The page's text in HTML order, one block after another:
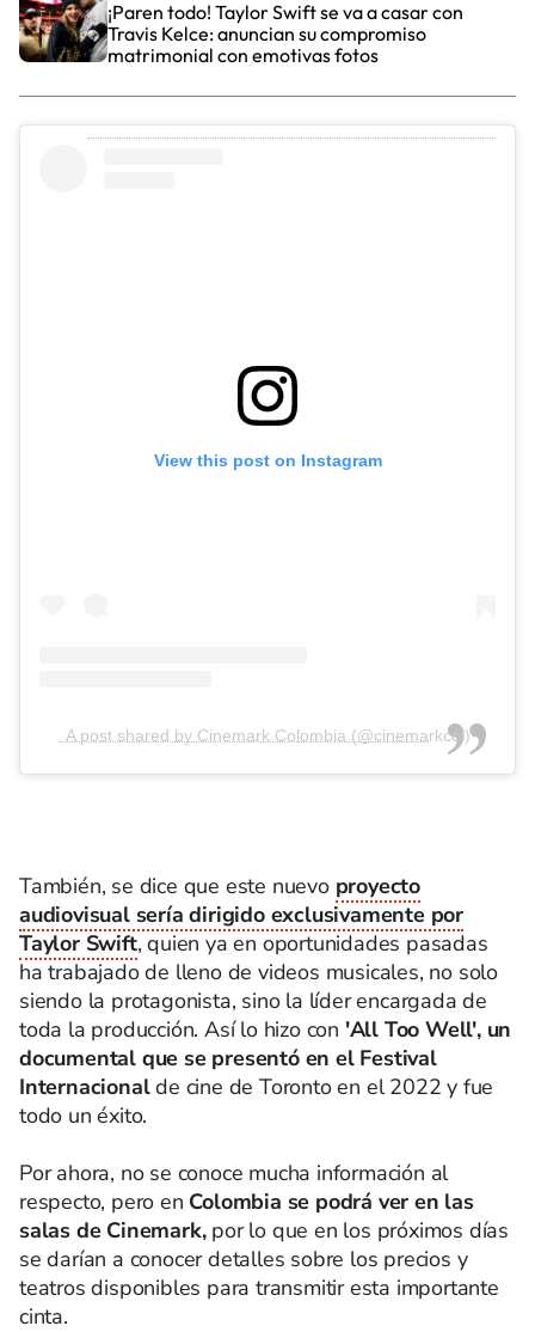
¡Paren todo! Taylor Swift se va a casar con
Travis Kelce: anuncian su compromiso
matrimonial con emotivas fotos
View this post on Instagram
A post shared by Cinemark Colombia (@cinemarkcol)
También, se dice que este nuevo proyecto
audiovisual sería dirigido exclusivamente por
Taylor Swift, quien ya en oportunidades pasadas
ha trabajado de lleno de videos musicales, no solo
siendo la protagonista, sino la líder encargada de
toda la producción. Así lo hizo con 'All Too Well', un
documental que se presentó en el Festival
Internacionalde cine de Toronto en el 2022 y fue
todo un éxito.
Por ahora, no se conoce mucha información al
respecto, pero en Colombia se podrá ver en las
salas de Cinemark,por lo que en los próximos días
se darían a conocer detalles sobre los precios y
teatros disponibles para transmitir esta importante
cinta.